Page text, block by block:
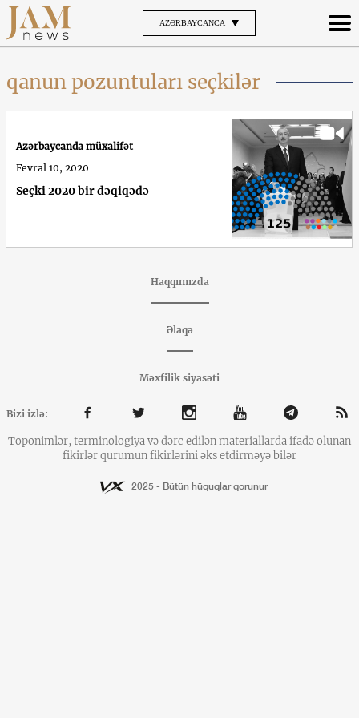
AZƏRBAYCANCA
qanun pozuntuları seçkilər
Seçki 2020 bir dəqiqədə
Azərbaycanda müxalifət
Fevral 10, 2020
Haqqımızda
Əlaqə
Məxfilik siyasəti
Bizi izlə:
Toponimlər, terminologiya və dərc edilən materiallarda ifadə olunan
fikirlər qurumun fikirlərini əks etdirməyə bilər
2025 - Bütün hüquqlar qorunur